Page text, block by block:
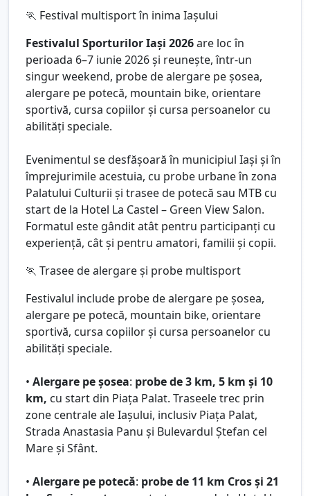
🏃 Festival multisport în inima Iașului
Festivalul Sporturilor Iași 2026are loc în
perioada 6–7 iunie 2026 și reunește, într-un
singur weekend, probe de alergare pe șosea,
alergare pe potecă, mountain bike, orientare
sportivă, cursa copiilor și cursa persoanelor cu
abilități speciale.
Evenimentul se desfășoară în municipiul Iași și în
împrejurimile acestuia, cu probe urbane în zona
Palatului Culturii și trasee de potecă sau MTB cu
start de la Hotel La Castel – Green View Salon.
Formatul este gândit atât pentru participanți cu
experiență, cât și pentru amatori, familii și copii.
🏃 Trasee de alergare și probe multisport
Festivalul include probe de alergare pe șosea,
alergare pe potecă, mountain bike, orientare
sportivă, cursa copiilor și cursa persoanelor cu
abilități speciale.
• Alergare pe șosea: probe de 3 km, 5 km și 10
km, cu start din Piața Palat. Traseele trec prin
zone centrale ale Iașului, inclusiv Piața Palat,
Strada Anastasia Panu și Bulevardul Ștefan cel
Mare și Sfânt.
• Alergare pe potecă: probe de 11 km Cros și 21